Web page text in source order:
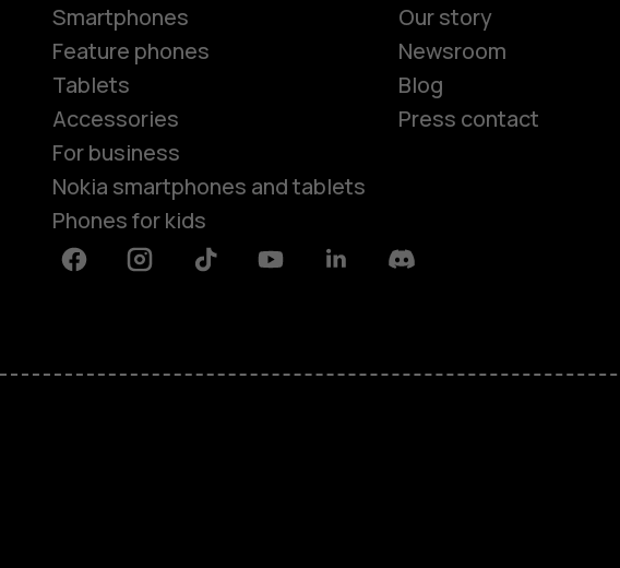
Smartphones
Feature phones
Tablets
Accessories
For business
Nokia smartphones and tablets
Phones for kids
Our story
Newsroom
Blog
Press contact
FacebookInstagramTiktok YoutubeLinkedinDiscord